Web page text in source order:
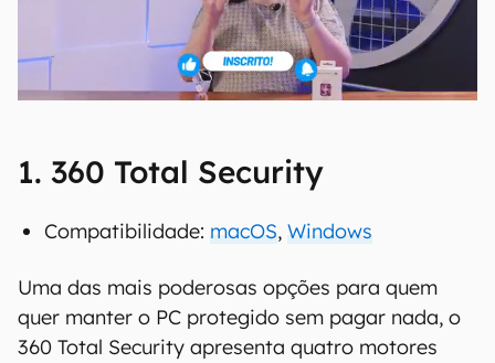
1. 360 Total Security
Compatibilidade: macOS, Windows
Uma das mais poderosas opções para quem
quer manter o PC protegido sem pagar nada, o
360 Total Security apresenta quatro motores